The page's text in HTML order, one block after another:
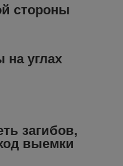
стороны
на углах
загибов,
выемки